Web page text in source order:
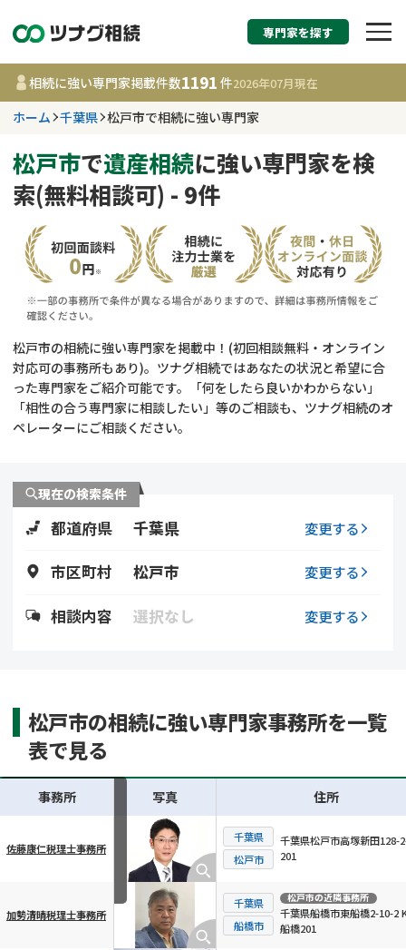
相続税申告・相続手
す
千葉県
事務所
相談内容で探す
相続登記
遺留分侵害額請求
コラム
相続手続き
専門家を探す
相続に強い専門家掲載件数1191 件2026年07月現在
ホーム 千葉県 松戸市で相続に強い専門家
松戸市で遺産相続に強い専門家を検
索(無料相談可) - 9件
松戸市の相続に強い専門家を掲載中！(初回相談無料・オンライン
対応可の事務所もあり)。ツナグ相続ではあなたの状況と希望に合
った専門家をご紹介可能です。「何をしたら良いかわからない」
「相性の合う専門家に相談したい」等のご相談も、ツナグ相続のオ
ペレーターにご相談ください。
現在の検索条件
都道府県 千葉県 変更する
市区町村 松戸市 変更する
相談内容 選択なし 変更する
松戸市の相続に強い専門家事務所を一覧
表で見る
横スクロール可能
事務所 写真 住所
佐藤康仁税理士事務所
千葉県
松戸市
千葉県松戸市高塚新田128-
201
加勢清晴税理士事務所
千葉県
船橋市
松戸市の近隣事務所
千葉県船橋市東船橋2-10-2
船橋201